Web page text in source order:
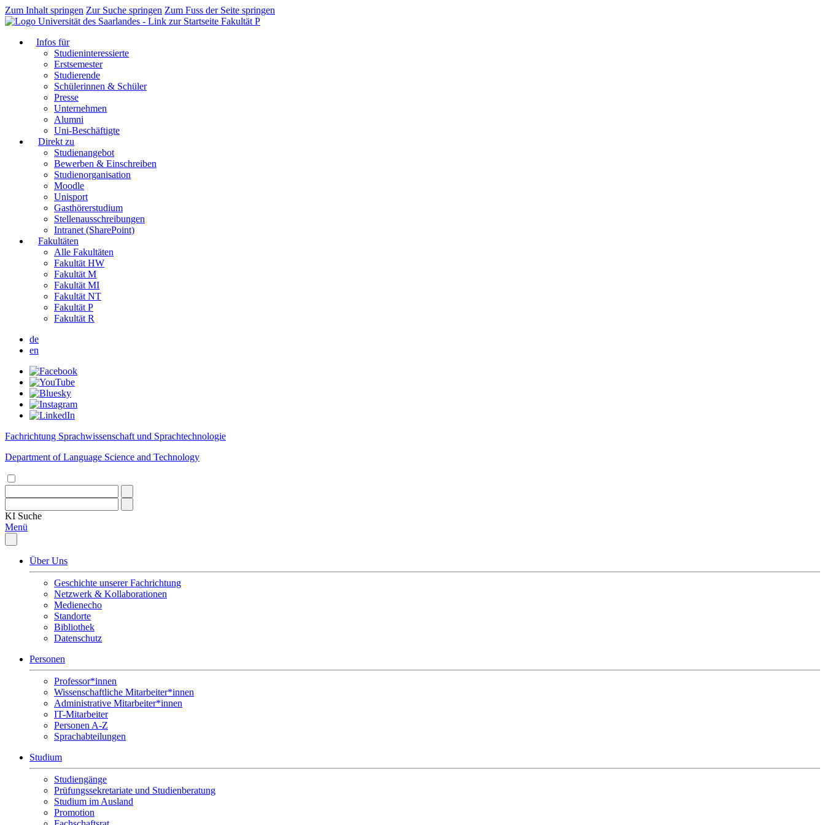
Zum Inhalt springen Zur Suche springen Zum Fuss der Seite springen
Fakultät P
Infos für
Studieninteressierte
Erstsemester
Studierende
Schülerinnen & Schüler
Presse
Unternehmen
Alumni
Uni-Beschäftigte
Direkt zu
Studienangebot
Bewerben & Einschreiben
Studienorganisation
Moodle
Unisport
Gasthörerstudium
Stellenausschreibungen
Intranet (SharePoint)
Fakultäten
Alle Fakultäten
Fakultät HW
Fakultät M
Fakultät MI
Fakultät NT
Fakultät P
Fakultät R
de
en
Fachrichtung Sprachwissenschaft und Sprachtechnologie
Department of Language Science and Technology
KI Suche
Menü
Über Uns
Geschichte unserer Fachrichtung
Netzwerk & Kollaborationen
Medienecho
Standorte
Bibliothek
Datenschutz
Personen
Professor*innen
Wissenschaftliche Mitarbeiter*innen
Administrative Mitarbeiter*innen
IT-Mitarbeiter
Personen A-Z
Sprachabteilungen
Studium
Studiengänge
Prüfungssekretariate und Studienberatung
Studium im Ausland
Promotion